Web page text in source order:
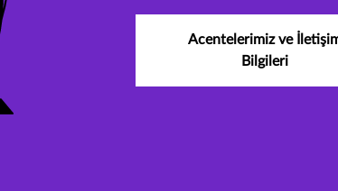
Acentelerimiz ve
Bilgileri